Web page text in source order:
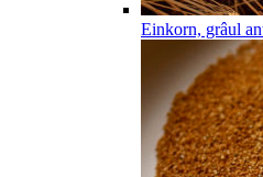
Einkorn, grâul